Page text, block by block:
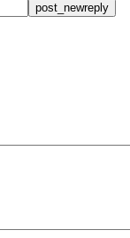
post_newreply